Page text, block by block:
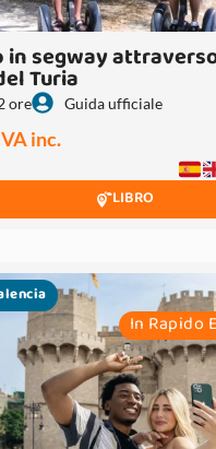
in segway
Turia
ore Guida ufficiale
inc.
LIBRO
In Rapido